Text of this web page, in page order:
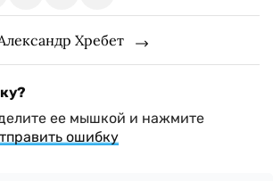
Хребет
ее мышкой и нажмите
ошибку